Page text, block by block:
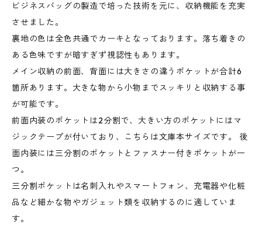
ビジネスバッグの製造で培った技術を元に、収納機能を充実
させました。
裏地の色は全色共通でカーキとなっております。落ち着きの
ある色味ですが暗すぎず視認性もあります。
メイン収納の前面、背面には大きさの違うポケットが合計6
箇所あります。大きな物から小物までスッキリと収納する事
が可能です。
前面内装のポケットは2分割で、大きい方のポケットにはマ
ジックテープが付いており、こちらは文庫本サイズです。 後
面内装には三分割のポケットとファスナー付きポケットが一
つ。
三分割ポケットは名刺入れやスマートフォン、充電器や化粧
品など細かな物やガジェット類を収納するのに適していま
す。